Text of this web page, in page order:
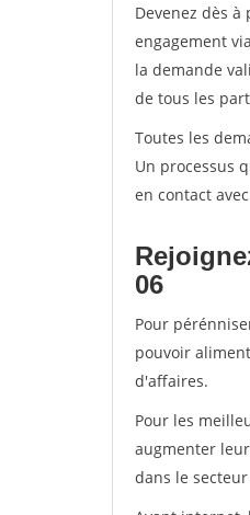
Devenez dès
engagement
la demande
de tous les
Toutes les
Un processus
en contact
06
Pour
pouvoir
d'affaires.
Pour les
augmenter
dans le